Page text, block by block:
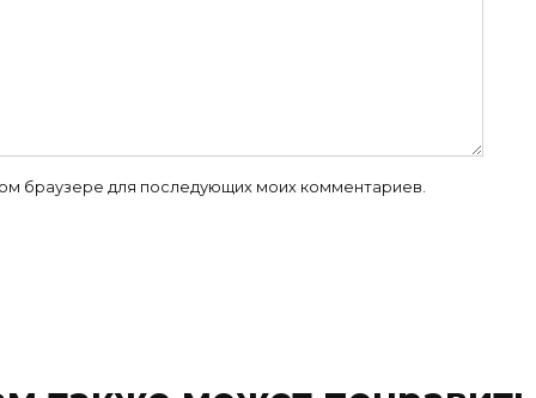
браузере для последующих моих комментариев.